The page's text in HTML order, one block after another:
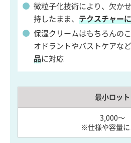
微粒子化技術により、欠か
持したまま、 テクスチャー
保湿クリームはもちろんの
オドラントやバストケアなど
品に対応
最小ロット
3,000～
※仕様や容量に